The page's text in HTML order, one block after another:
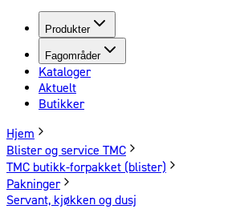
Produkter
Fagområder
Kataloger
Aktuelt
Butikker
Hjem
Blister og service TMC
TMC butikk-forpakket (blister)
Pakninger
Servant, kjøkken og dusj